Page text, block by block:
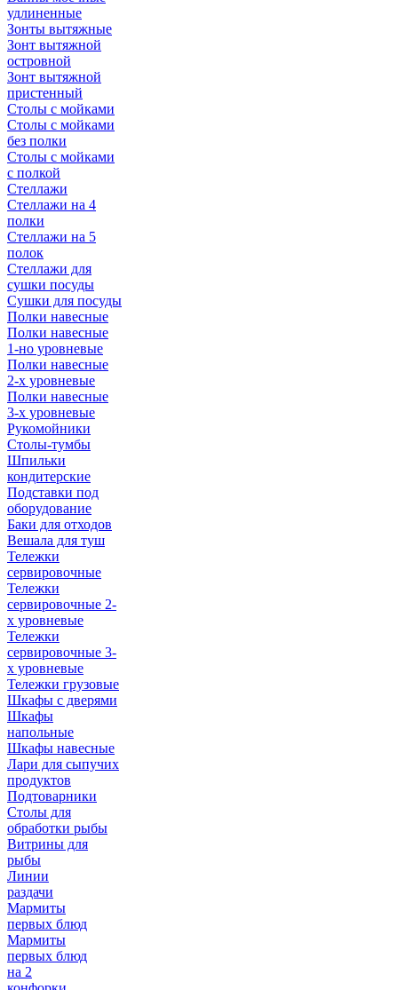
удлиненные
Зонты вытяжные
Зонт вытяжной
островной
Зонт вытяжной
пристенный
Столы с мойками
Столы с мойками
без полки
Столы с мойками
с полкой
Стеллажи
Стеллажи на 4
полки
Стеллажи на 5
полок
Стеллажи для
сушки посуды
Сушки для посуды
Полки навесные
Полки навесные
1-но уровневые
Полки навесные
2-х уровневые
Полки навесные
3-х уровневые
Рукомойники
Столы-тумбы
Шпильки
кондитерские
Подставки под
оборудование
Баки для отходов
Вешала для туш
Тележки
сервировочные
Тележки
сервировочные 2-
х уровневые
Тележки
сервировочные 3-
х уровневые
Тележки грузовые
Шкафы с дверями
Шкафы
напольные
Шкафы навесные
Лари для сыпучих
продуктов
Подтоварники
Столы для
обработки рыбы
Витрины для
рыбы
Линии
раздачи
Мармиты
первых блюд
Мармиты
первых блюд
на 2